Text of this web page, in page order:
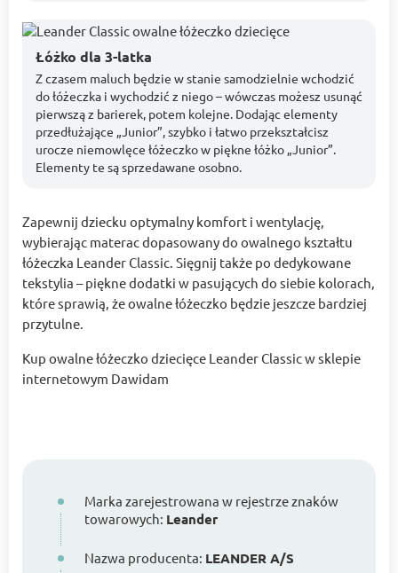
Łóżko dla 3-latka
Z czasem maluch będzie w stanie samodzielnie wchodzić
do łóżeczka i wychodzić z niego – wówczas możesz usunąć
pierwszą z barierek, potem kolejne. Dodając elementy
przedłużające „Junior”, szybko i łatwo przekształcisz
urocze niemowlęce łóżeczko w piękne łóżko „Junior”.
Elementy te są sprzedawane osobno.
Zapewnij dziecku optymalny komfort i wentylację,
wybierając materac dopasowany do owalnego kształtu
łóżeczka Leander Classic. Sięgnij także po dedykowane
tekstylia – piękne dodatki w pasujących do siebie kolorach,
które sprawią, że owalne łóżeczko będzie jeszcze bardziej
przytulne.
Kup owalne łóżeczko dziecięce Leander Classic w sklepie
internetowym Dawidam
Marka zarejestrowana w rejestrze znaków
towarowych: Leander
Nazwa producenta: LEANDER A/S